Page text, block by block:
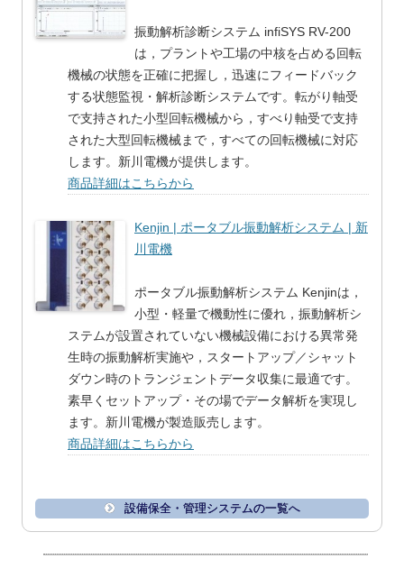
振動解析診断システム infiSYS RV-200
は，プラントや工場の中核を占める回転
機械の状態を正確に把握し，迅速にフィードバック
する状態監視・解析診断システムです。転がり軸受
で支持された小型回転機械から，すべり軸受で支持
された大型回転機械まで，すべての回転機械に対応
します。新川電機が提供します。
商品詳細はこちらから
Kenjin | ポータブル振動解析システム | 新
川電機
ポータブル振動解析システム Kenjinは，
小型・軽量で機動性に優れ，振動解析シ
ステムが設置されていない機械設備における異常発
生時の振動解析実施や，スタートアップ／シャット
ダウン時のトランジェントデータ収集に最適です。
素早くセットアップ・その場でデータ解析を実現し
ます。新川電機が製造販売します。
商品詳細はこちらから
設備保全・管理システムの一覧へ